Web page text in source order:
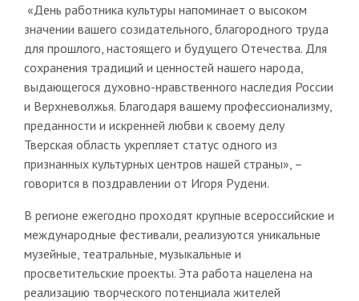
«День работника культуры напоминает о высоком
значении вашего созидательного, благородного труда
для прошлого, настоящего и будущего Отечества. Для
сохранения традиций и ценностей нашего народа,
выдающегося духовно-нравственного наследия России
и Верхневолжья. Благодаря вашему профессионализму,
преданности и искренней любви к своему делу
Тверская область укрепляет статус одного из
признанных культурных центров нашей страны», –
говорится в поздравлении от Игоря Рудени.
В регионе ежегодно проходят крупные всероссийские и
международные фестивали, реализуются уникальные
музейные, театральные, музыкальные и
просветительские проекты. Эта работа нацелена на
реализацию творческого потенциала жителей